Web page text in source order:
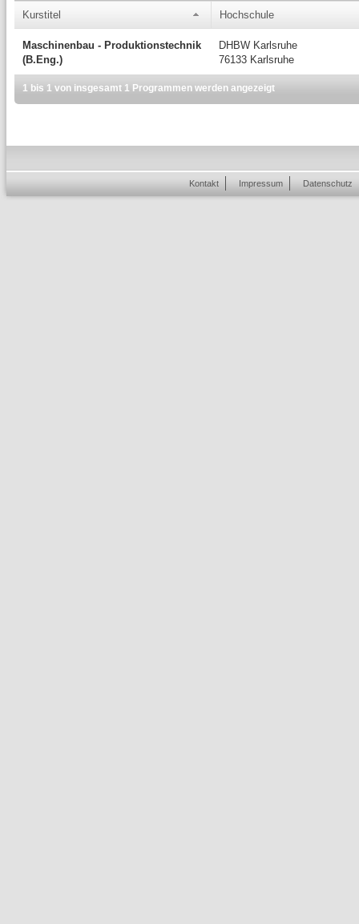
Kurstitel Hochschule
Maschinenbau - Produktionstechnik
(B.Eng.)
DHBW Karlsruhe
76133 Karlsruhe
1 bis 1 von insgesamt 1 Programmen werden angezeigt
Kontakt Impressum Datenschutz